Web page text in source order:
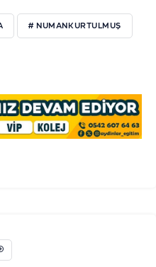
# NUMANKURTULMUŞ